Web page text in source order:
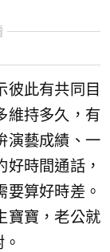
彼此有共同目
維持多久，有
演藝成績、一
時間通話，
算好時差。
寶寶，老公就